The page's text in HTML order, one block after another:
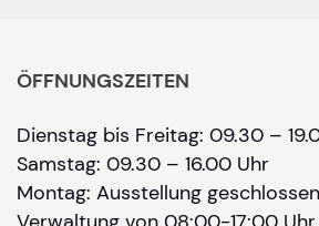
ÖFFNUNGSZEITEN
Dienstag bis Freitag: 09.30 –
Samstag: 09.30 – 16.00 Uhr
Montag: Ausstellung